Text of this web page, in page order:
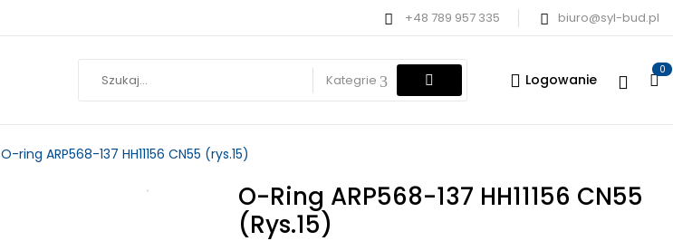
+48 789 957 335 biuro@syl-bud.pl
Kategrie Logowanie
0
O-ring ARP568-137 HH11156 CN55 (rys.15)
O-Ring ARP568-137 HH11156 CN55
(rys.15)